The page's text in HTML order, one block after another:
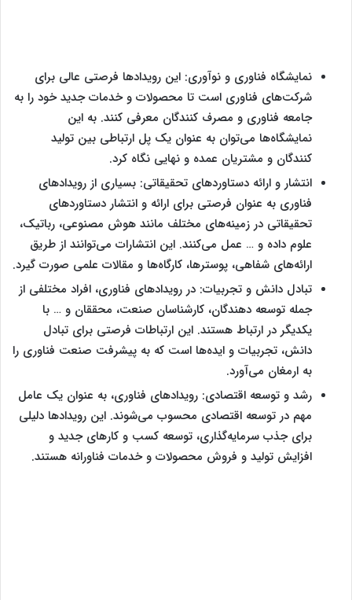
نمایشگاه فناوری و نوآوری: این رویدادها فرصتی عالی برای
شرکت‌های فناوری است تا محصولات و خدمات جدید خود را به
جامعه فناوری و مصرف ‌کنندگان معرفی کنند. به این
نمایشگاه‌ها می‌توان به عنوان یک پل ارتباطی بین تولید
کنندگان و مشتریان عمده و نهایی نگاه کرد.
انتشار و ارائه دستاوردهای تحقیقاتی: بسیاری از رویدادهای
فناوری به عنوان فرصتی برای ارائه و انتشار دستاوردهای
تحقیقاتی در زمینه‌های مختلف مانند هوش مصنوعی، رباتیک،
علوم داده و … عمل می‌کنند. این انتشارات می‌توانند از طریق
ارائه‌های شفاهی، پوسترها، کارگاه‌ها و مقالات علمی صورت گیرد.
تبادل دانش و تجربیات: در رویدادهای فناوری، افراد مختلفی از
جمله توسعه‌ دهندگان، کارشناسان صنعت، محققان و … با
یکدیگر در ارتباط هستند. این ارتباطات فرصتی برای تبادل
دانش، تجربیات و ایده‌ها است که به پیشرفت صنعت فناوری را
به ارمغان می‌آورد.
رشد و توسعه اقتصادی: رویدادهای فناوری، به عنوان یک عامل
مهم در توسعه اقتصادی محسوب می‌شوند. این رویدادها دلیلی
برای جذب سرمایه‌گذاری، توسعه کسب و کارهای جدید و
افزایش تولید و فروش محصولات و خدمات فناورانه هستند.